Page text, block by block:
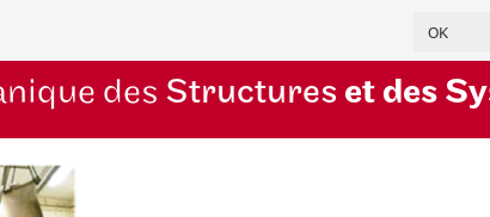
des Structures et des